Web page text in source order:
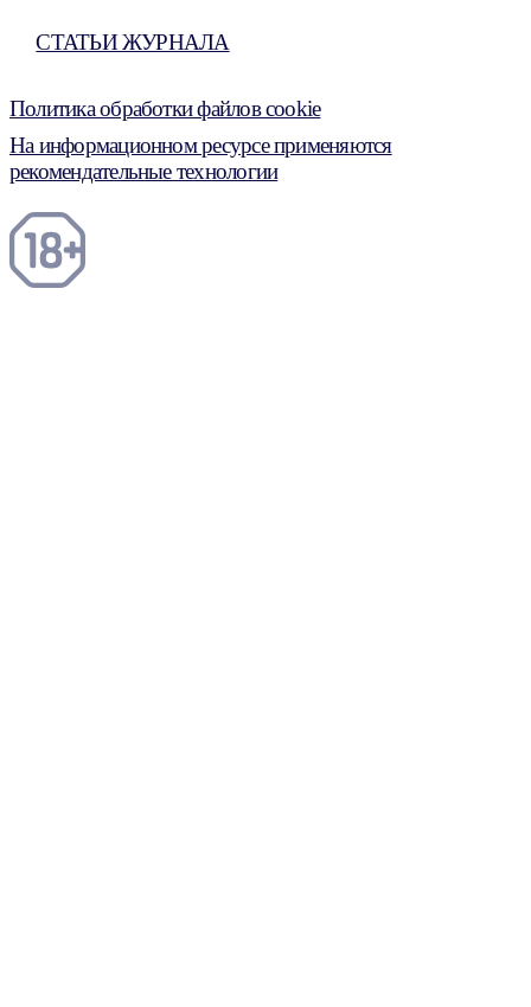
СТАТЬИ ЖУРНАЛА
Политика обработки файлов cookie
На информационном ресурсе применяются
рекомендательные технологии